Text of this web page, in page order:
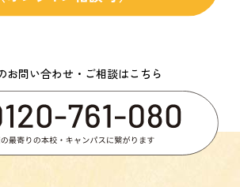
お問い合わせ・ご相談はこちら